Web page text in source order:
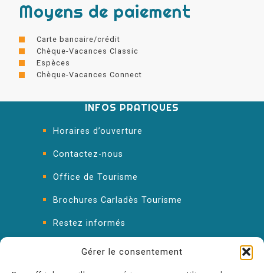
Gérer le consentement
Moyens de paiement
Carte bancaire/crédit
Chèque-Vacances Classic
Espèces
Chèque-Vacances Connect
INFOS PRATIQUES
Horaires d’ouverture
Contactez-nous
Office de Tourisme
Brochures Carladès Tourisme
Restez informés
FAQ : les réponses à vos questions